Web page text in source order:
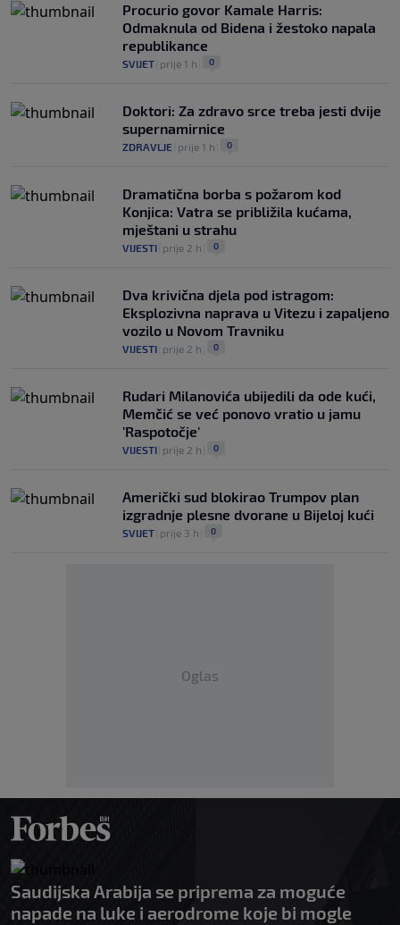
Procurio govor Kamale Harris:
Odmaknula od Bidena i žestoko napala
republikance
SVIJET prije 1 h 0
Doktori: Za zdravo srce treba jesti dvije
supernamirnice
ZDRAVLJE prije 1 h 0
Dramatična borba s požarom kod
Konjica: Vatra se približila kućama,
mještani u strahu
VIJESTI prije 2 h 0
Dva krivična djela pod istragom:
Eksplozivna naprava u Vitezu i zapaljeno
vozilo u Novom Travniku
VIJESTI prije 2 h 0
Rudari Milanovića ubijedili da ode kući,
Memčić se već ponovo vratio u jamu
'Raspotočje'
VIJESTI prije 2 h 0
Američki sud blokirao Trumpov plan
izgradnje plesne dvorane u Bijeloj kući
SVIJET prije 3 h 0
Oglas
Saudijska Arabija se priprema za moguće
napade na luke i aerodrome koje bi mogle